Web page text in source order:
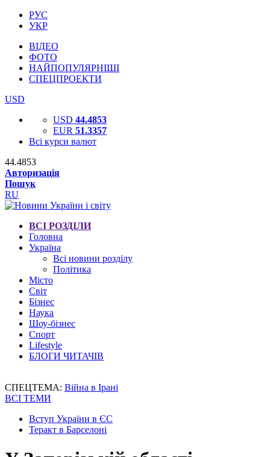
РУС
УКР
ВІДЕО
ФОТО
НАЙПОПУЛЯРНІШІ
СПЕЦПРОЕКТИ
USD
USD 44.4853
EUR 51.3357
Всі курси валют
44.4853
Авторизація
Пошук
RU
ВСІ РОЗДІЛИ
Головна
Україна
Всі новини розділу
Політика
Місто
Світ
Бізнес
Наука
Шоу-бізнес
Спорт
Lifestyle
БЛОГИ ЧИТАЧІВ
СПЕЦТЕМА: Війна в Ірані
ВСІ ТЕМИ
Вступ України в ЄС
Теракт в Барселоні